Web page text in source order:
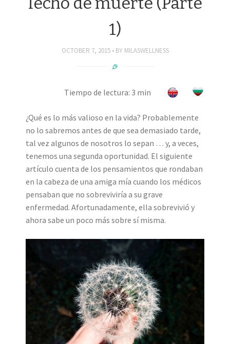
1)
OCTOBER 7, 2015 BY MILASWELLNESS
Tiempo de lectura: 3 min
¿Qué es lo más valioso en la vida? Probablemente
no lo sabremos antes de que sea demasiado tarde,
tal vez algunos de nosotros lo sepan … y, a veces,
tenemos una segunda oportunidad. El siguiente
artículo cuenta de los pensamientos que rondaban
en la cabeza de una amiga mía cuando los médicos
pensaban que no sobreviviría a su grave
enfermedad. Afortunadamente, ella sobrevivió y
ahora sabe un poco más sobre sí misma.